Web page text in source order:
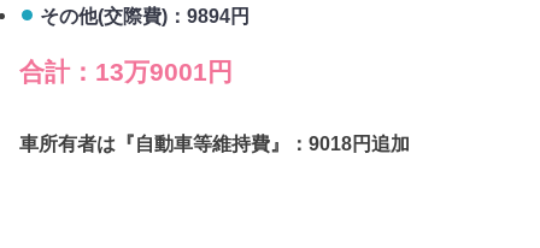
その他(交際費)：9894円
合計：13万9001円
車所有者は『自動車等維持費』：9018円追加